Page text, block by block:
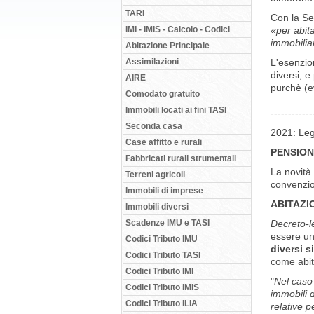
TARI
IMI - IMIS - Calcolo - Codici
Abitazione Principale
Assimilazioni
AIRE
Comodato gratuito
Immobili locati ai fini TASI
Seconda casa
Case affitto e rurali
Fabbricati rurali strumentali
Terreni agricoli
Immobili di imprese
Immobili diversi
Scadenze IMU e TASI
Codici Tributo IMU
Codici Tributo TASI
Codici Tributo IMI
Codici Tributo IMIS
Codici Tributo ILIA
Con la
«per
diversi, e
purchè
2021:
La
Decreto-
essere
diversi
come
"Nel
immobili
relative